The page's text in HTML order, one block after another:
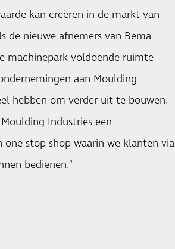
kan creëren in de markt van
de nieuwe afnemers van Bema
machinepark voldoende ruimte
aan Moulding
hebben om verder uit te bouwen.
Industries een
stop-shop waarin we klanten via
bedienen.”